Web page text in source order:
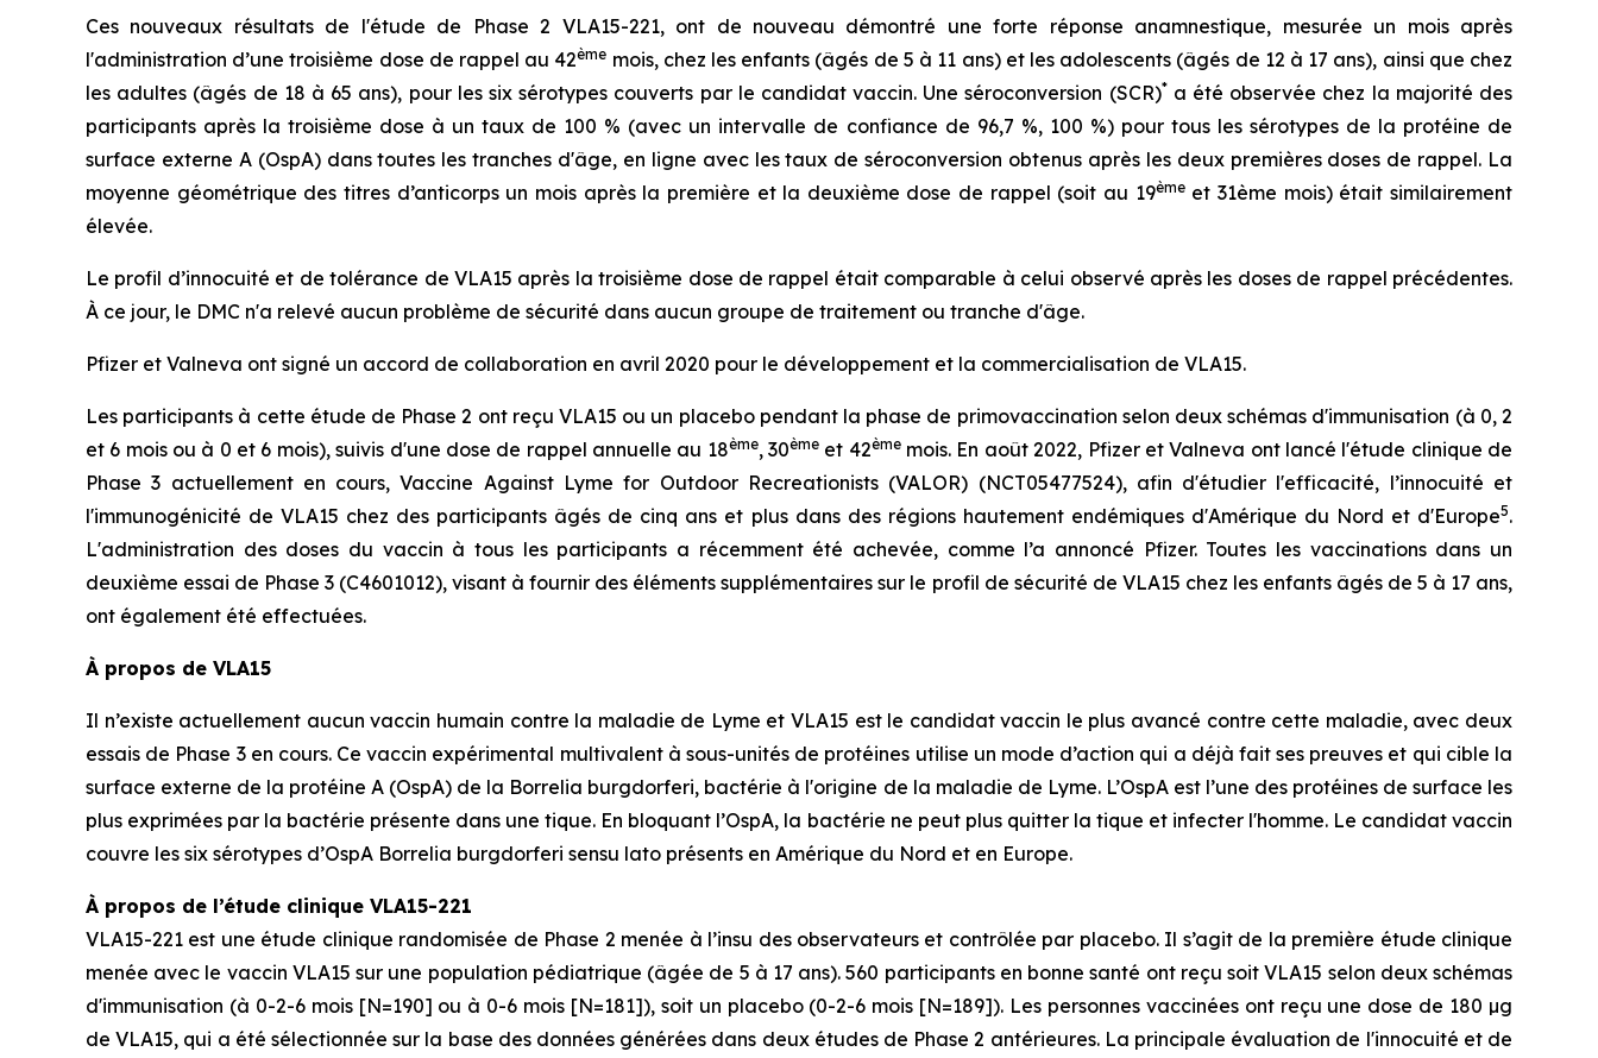
Ces nouveaux résultats de l'étude de Phase 2 VLA15-221, ont de nouveau démontré une forte réponse anamnestique, mesurée un mois après
l'administration d’une troisième dose de rappel au 42ème mois, chez les enfants (âgés de 5 à 11 ans) et les adolescents (âgés de 12 à 17 ans), ainsi que chez
les adultes (âgés de 18 à 65 ans), pour les six sérotypes couverts par le candidat vaccin. Une séroconversion (SCR)*a été observée chez la majorité des
participants après la troisième dose à un taux de 100 % (avec un intervalle de confiance de 96,7 %, 100 %) pour tous les sérotypes de la protéine de
surface externe A (OspA) dans toutes les tranches d'âge, en ligne avec les taux de séroconversion obtenus après les deux premières doses de rappel. La
moyenne géométrique des titres d’anticorps un mois après la première et la deuxième dose de rappel (soit au 19èmeet 31ème mois) était similairement
élevée.
Le profil d’innocuité et de tolérance de VLA15 après la troisième dose de rappel était comparable à celui observé après les doses de rappel précédentes.
À ce jour, le DMC n'a relevé aucun problème de sécurité dans aucun groupe de traitement ou tranche d'âge.
Pfizer et Valneva ont signé un accord de collaboration en avril 2020 pour le développement et la commercialisation de VLA15.
Les participants à cette étude de Phase 2 ont reçu VLA15 ou un placebo pendant la phase de primovaccination selon deux schémas d'immunisation (à 0, 2
et 6 mois ou à 0 et 6 mois), suivis d'une dose de rappel annuelle au 18ème, 30ème et 42èmemois. En août 2022, Pfizer et Valneva ont lancé l'étude clinique de
Phase 3 actuellement en cours, Vaccine Against Lyme for Outdoor Recreationists (VALOR) (NCT05477524), afin d'étudier l'efficacité, l’innocuité et
l'immunogénicité de VLA15 chez des participants âgés de cinq ans et plus dans des régions hautement endémiques d'Amérique du Nord et d'Europe5.
L'administration des doses du vaccin à tous les participants a récemment été achevée, comme l’a annoncé Pfizer. Toutes les vaccinations dans un
deuxième essai de Phase 3 (C4601012), visant à fournir des éléments supplémentaires sur le profil de sécurité de VLA15 chez les enfants âgés de 5 à 17 ans,
ont également été effectuées.
À propos de VLA15
Il n’existe actuellement aucun vaccin humain contre la maladie de Lyme et VLA15 est le candidat vaccin le plus avancé contre cette maladie, avec deux
essais de Phase 3 en cours. Ce vaccin expérimental multivalent à sous-unités de protéines utilise un mode d’action qui a déjà fait ses preuves et qui cible la
surface externe de la protéine A (OspA) de la Borrelia burgdorferi, bactérie à l'origine de la maladie de Lyme. L’OspA est l’une des protéines de surface les
plus exprimées par la bactérie présente dans une tique. En bloquant l’OspA, la bactérie ne peut plus quitter la tique et infecter l'homme. Le candidat vaccin
couvre les six sérotypes d’OspA Borrelia burgdorferi sensu lato présents en Amérique du Nord et en Europe.
À propos de l’étude clinique VLA15-221
VLA15-221 est une étude clinique randomisée de Phase 2 menée à l’insu des observateurs et contrôlée par placebo. Il s’agit de la première étude clinique
menée avec le vaccin VLA15 sur une population pédiatrique (âgée de 5 à 17 ans). 560 participants en bonne santé ont reçu soit VLA15 selon deux schémas
d'immunisation (à 0-2-6 mois [N=190] ou à 0-6 mois [N=181]), soit un placebo (0-2-6 mois [N=189]). Les personnes vaccinées ont reçu une dose de 180 µg
de VLA15, qui a été sélectionnée sur la base des données générées dans deux études de Phase 2 antérieures. La principale évaluation de l'innocuité et de